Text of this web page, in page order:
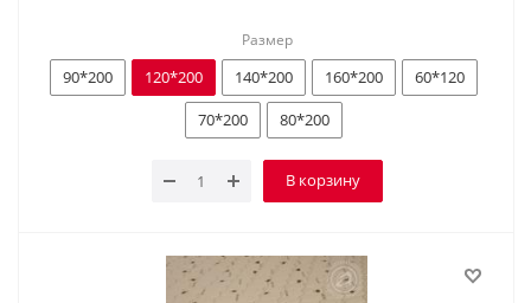
Размер
90*200 120*200 140*200 160*200
60*120
70*200
80*200
В корзину